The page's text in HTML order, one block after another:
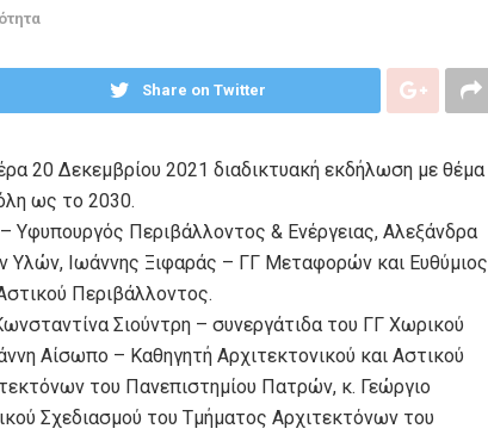
Share on Twitter
20 Δεκεμβρίου 2021 διαδικτυακή εκδήλωση με θέμα
ως το 2030.
Υφυπουργός Περιβάλλοντος & Ενέργειας, Αλεξάνδρα
Ιωάννης Ξιφαράς – ΓΓ Μεταφορών και Ευθύμιος
Περιβάλλοντος.
Σιούντρη – συνεργάτιδα του ΓΓ Χωρικού
Αίσωπο – Καθηγητή Αρχιτεκτονικού και Αστικού
του Πανεπιστημίου Πατρών, κ. Γεώργιο
Σχεδιασμού του Τμήματος Αρχιτεκτόνων του